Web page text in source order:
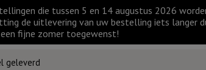
die tussen 5 en 14 augustus 2026
de uitlevering van uw bestelling iets langer
fijne zomer toegewenst!
geleverd